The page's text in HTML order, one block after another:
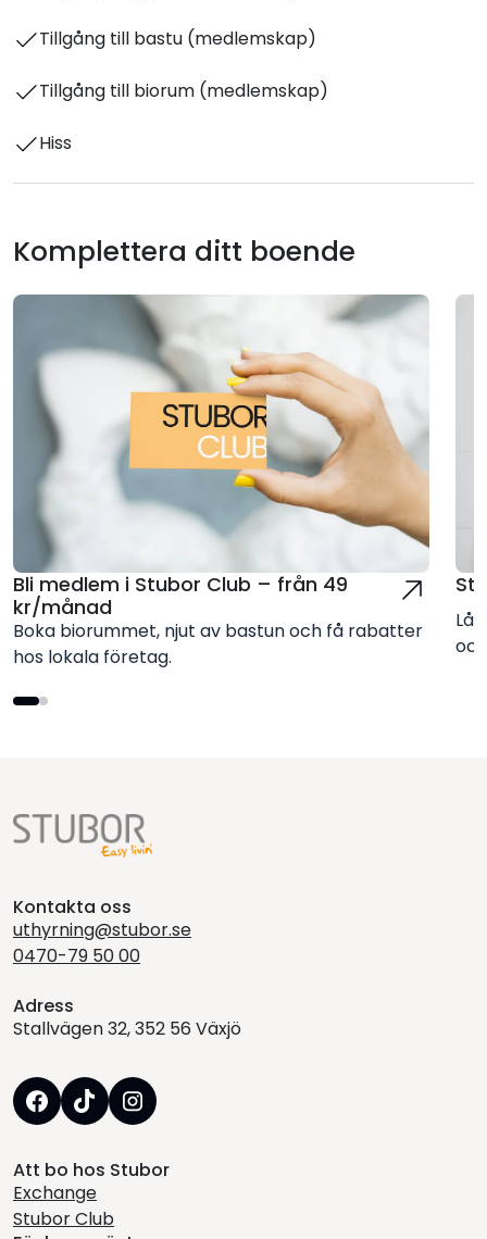
Tillgång till bastu (medlemskap)
Tillgång till biorum (medlemskap)
Hiss
Komplettera ditt boende
Bli medlem i Stubor Club – från 49
kr/månad
Boka biorummet, njut av bastun och få rabatter
hos lokala företag.
Kontakta oss
uthyrning@stubor.se
0470-79 50 00
Adress
Stallvägen 32, 352 56 Växjö
Att bo hos Stubor
Exchange
Stubor Club